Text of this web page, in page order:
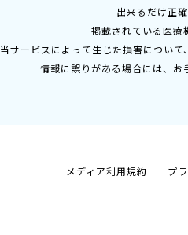
出来るだけ正
掲載されている医療
当サービスによって生じた損害につい
情報に誤りがある場合には、お
メディア利用規約 プ